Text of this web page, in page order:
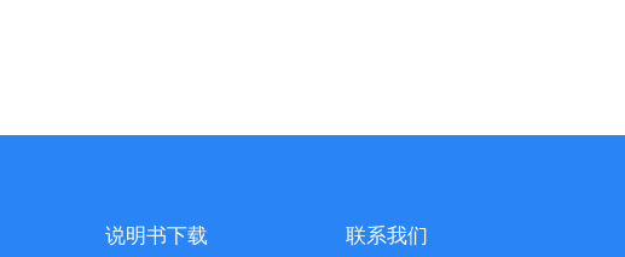
说明书下载 联系我们